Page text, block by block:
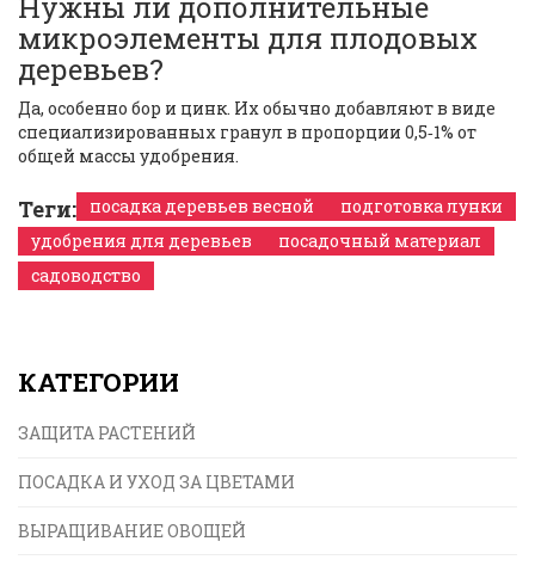
микроэлементы для плодовых
деревьев?
Да, особенно бор и цинк. Их обычно добавляют в виде
специализированных гранул в пропорции 0,5‑1% от
общей массы удобрения.
Теги: посадка деревьев весной
подготовка лунки
удобрения для деревьев
посадочный материал
садоводство
КАТЕГОРИИ
ЗАЩИТА РАСТЕНИЙ
ПОСАДКА И УХОД ЗА ЦВЕТАМИ
ВЫРАЩИВАНИЕ ОВОЩЕЙ